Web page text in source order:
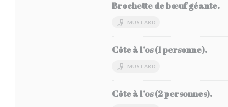
Brochette de bœuf géante.
MUSTARD
Côte à l’os (1 personne).
MUSTARD
Côte à l’os (2 personnes).